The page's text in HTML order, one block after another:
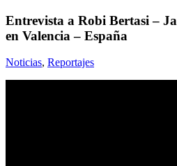
Entrevista a Robi Bertasi –
en Valencia – España
Noticias, Reportajes